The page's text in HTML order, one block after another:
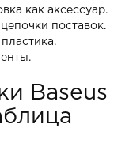
как аксессуар.
поставок.
Baseus